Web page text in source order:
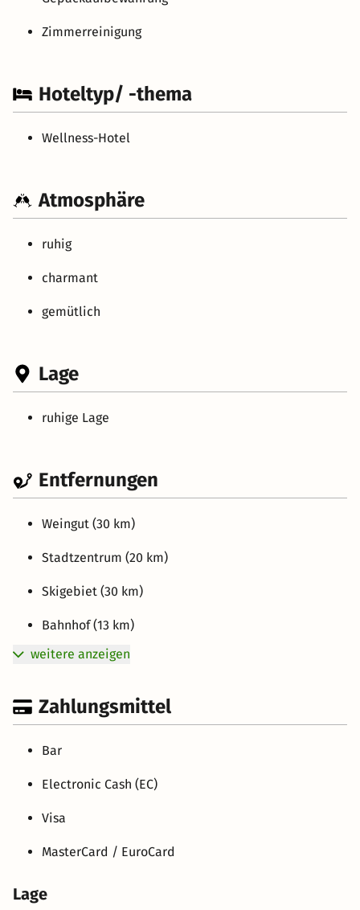
Zimmerreinigung
Hoteltyp/ -thema
Wellness-Hotel
Atmosphäre
ruhig
charmant
gemütlich
Lage
ruhige Lage
Entfernungen
Weingut (30 km)
Stadtzentrum (20 km)
Skigebiet (30 km)
Bahnhof (13 km)
weitere anzeigen
Zahlungsmittel
Bar
Electronic Cash (EC)
Visa
MasterCard / EuroCard
Lage